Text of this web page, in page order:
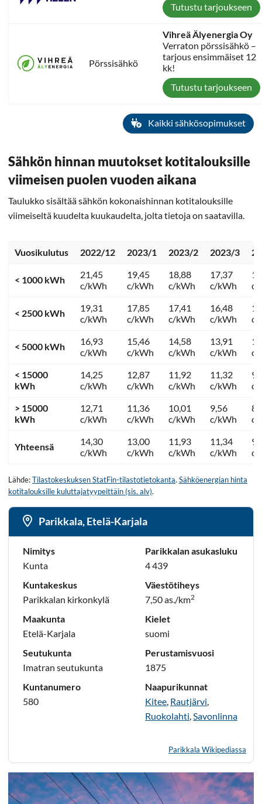
Tutustu tarjoukseen
Pörssisähkö
Vihreä Älyenergia Oy
Verraton pörssisähkö –
tarjous ensimmäiset 12
kk!
Tutustu tarjoukseen
Kaikki sähkösopimukset
Sähkön hinnan muutokset kotitalouksille
viimeisen puolen vuoden aikana
Taulukko sisältää sähkön kokonaishinnan kotitalouksille
viimeiseltä kuudelta kuukaudelta, jolta tietoja on saatavilla.
Vuosikulutus 2022/12 2023/1 2023/2 2023/3
< 1000 kWh
21,45
c/kWh
19,45
c/kWh
18,88
c/kWh
17,37
c/kWh
c/
< 2500 kWh
19,31
c/kWh
17,85
c/kWh
17,41
c/kWh
16,48
c/kWh
c/
< 5000 kWh
16,93
c/kWh
15,46
c/kWh
14,58
c/kWh
13,91
c/kWh
c/
< 15000
kWh
14,25
c/kWh
12,87
c/kWh
11,92
c/kWh
11,32
c/kWh
c/
> 15000
kWh
12,71
c/kWh
11,36
c/kWh
10,01
c/kWh
9,56
c/kWh
c/
Yhteensä
14,30
c/kWh
13,00
c/kWh
11,93
c/kWh
11,34
c/kWh
c/
Lähde:Tilastokeskuksen StatFin-tilastotietokanta. Sähköenergian hinta
kotitalouksille kuluttajatyypeittäin (sis. alv).
Parikkala, Etelä-Karjala
Nimitys
Kunta
Kuntakeskus
Parikkalan kirkonkylä
Maakunta
Etelä-Karjala
Seutukunta
Imatran seutukunta
Kuntanumero
580
Parikkalan asukasluku
4 439
Väestötiheys
7,50 as./km2
Kielet
suomi
Perustamisvuosi
1875
Naapurikunnat
Kitee Rautjärvi
Ruokolahti Savonlinna
Parikkala Wikipediassa